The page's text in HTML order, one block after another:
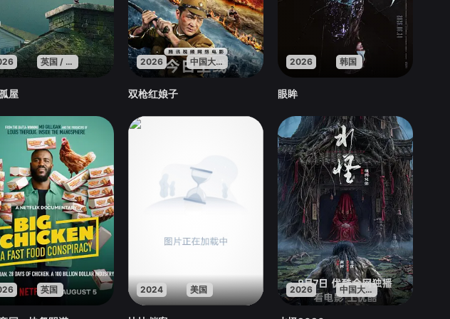
英国 / 法国 / 美国
屋
2026 中国大陆
双枪红娘子
2026 韩国
眼眸
英国 2024 美国 2026 中国大陆